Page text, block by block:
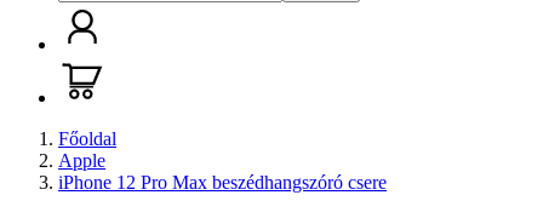
Főoldal
Apple
iPhone 12 Pro Max beszédhangszóró csere